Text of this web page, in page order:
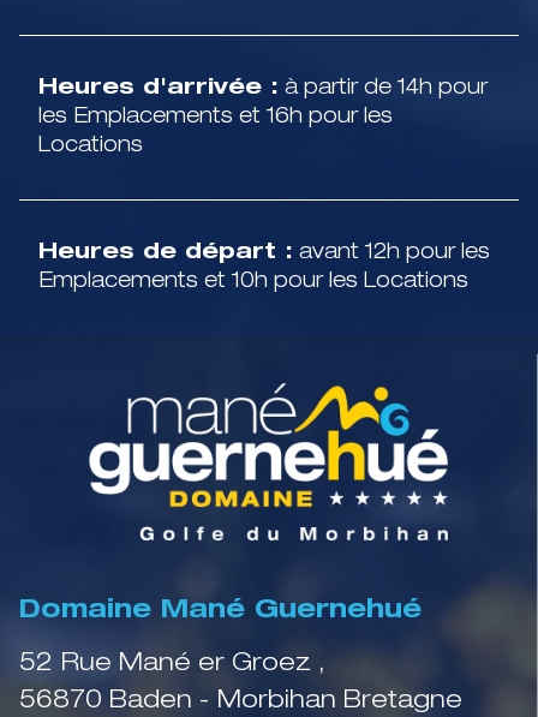
Heures d'arrivée : à partir de 14h pour
les Emplacements et 16h pour les
Locations
Heures de départ : avant 12h pour les
Emplacements et 10h pour les Locations
Domaine Mané Guernehué
52 Rue Mané er Groez ,
56870 Baden - Morbihan Bretagne